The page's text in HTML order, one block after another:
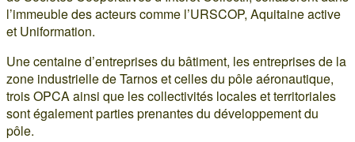
l’immeuble des acteurs comme l’URSCOP, Aquitaine active
et Uniformation.
Une centaine d’entreprises du bâtiment, les entreprises de la
zone industrielle de Tarnos et celles du pôle aéronautique,
trois OPCA ainsi que les collectivités locales et territoriales
sont également parties prenantes du développement du
pôle.